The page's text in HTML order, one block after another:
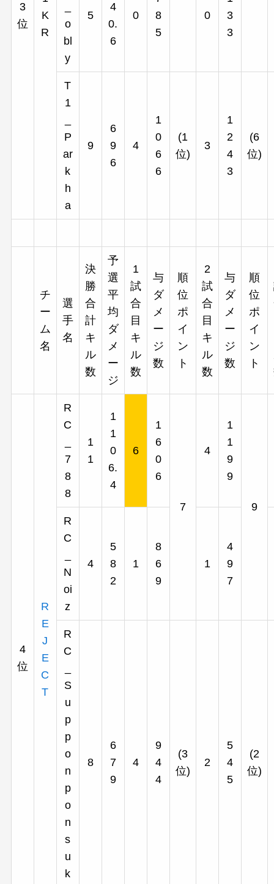
3
位
K
R
o
bl
y
5
4
0.
6
0
8
5
0
3
3
T
1
P
ar
k
h
a
9
6
9
6
4
1
0
6
6
(1
位)
3
1
2
4
3
(6
位)
チ
ー
ム
名
選
手
名
決
勝
合
計
キ
ル
数
予
選
平
均
ダ
メ
ー
ジ
1
試
合
目
キ
ル
数
与
ダ
メ
ー
ジ
数
順
位
ポ
イ
ン
ト
2
試
合
目
キ
ル
数
与
ダ
メ
ー
ジ
数
順
位
ポ
イ
ン
ト
4
位
R
E
J
E
C
T
R
C
7
8
8
1
1
1
1
0
6.
4
6
1
6
0
6
7
4
1
1
9
9
9
R
C
N
oi
z
4
5
8
2
1
8
6
9
1
4
9
7
R
C
S
u
p
p
o
n
p
o
n
s
u
k
8
6
7
9
4
9
4
4
(3
位)
2
5
4
5
(2
位)